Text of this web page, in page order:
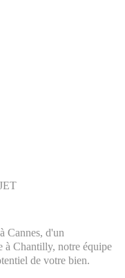
Cannes, d'un
à Chantilly, notre équipe
de votre bien.